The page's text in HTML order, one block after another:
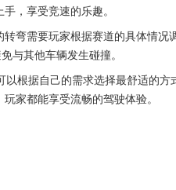
，享受竞速的乐趣。
转弯需要玩家根据赛道的具体情况
与其他车辆发生碰撞。
以根据自己的需求选择最舒适的方
家都能享受流畅的驾驶体验。